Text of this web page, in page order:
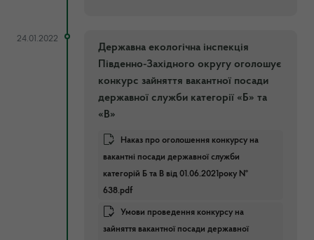
24.01.2022
Державна екологічна інспекція
Південно-Західного округу оголошує
конкурс зайняття вакантної посади
державної служби категорії «Б» та
«В»
Наказ про оголошення конкурсу на
вакантні посади державної служби
категорій Б та В від 01.06.2021року №
638.pdf
Умови проведення конкурсу на
зайняття вакантної посади державної